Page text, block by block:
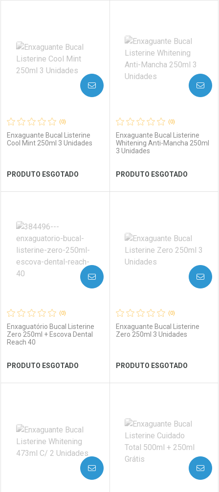
Laboratório
Ver Desconto Convênio
Por Menos Laboratório
Ver Desconto Convênio
Por Menos
(0)
Enxaguante Bucal Listerine
Cool Mint 250ml 3 Unidades
PRODUTO ESGOTADO
AVISE-ME
Laboratório
Ver Desconto Convênio
Por Menos
(0)
Enxaguante Bucal Listerine
Whitening Anti-Mancha 250ml
3 Unidades
PRODUTO ESGOTADO
AVISE-ME
Laboratório
Ver Desconto Convênio
Por Menos
(0)
Enxaguatório Bucal Listerine
Zero 250ml + Escova Dental
Reach 40
PRODUTO ESGOTADO
AVISE-ME
Laboratório
Por Menos
(0)
Enxaguante Bucal Listerine
Zero 250ml 3 Unidades
PRODUTO ESGOTADO
AVISE-ME
Laboratório
Por Menos
AVISE-ME AVISE-ME